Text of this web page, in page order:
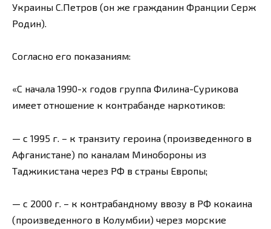
Украины С.Петров (он же гражданин Франции Серж
Родин).
Согласно его показаниям:
«С начала 1990-х годов группа Филина-Сурикова
имеет отношение к контрабанде наркотиков:
— с 1995 г. – к транзиту героина (произведенного в
Афганистане) по каналам Минобороны из
Таджикистана через РФ в страны Европы;
— с 2000 г. – к контрабандному ввозу в РФ кокаина
(произведенного в Колумбии) через морские